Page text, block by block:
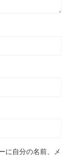
に自分の名前、メ